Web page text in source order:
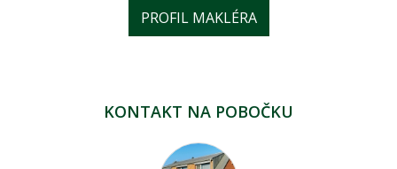
PROFIL MAKLÉRA
KONTAKT NA POBOČKU